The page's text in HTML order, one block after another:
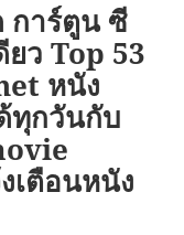
การ์ตูน ซี
ว Top 53
หนัง
ทุกวันกับ
เตือนหนัง